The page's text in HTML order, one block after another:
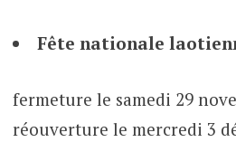
Fête nationale
fermeture le samedi 29
réouverture le mercredi 3